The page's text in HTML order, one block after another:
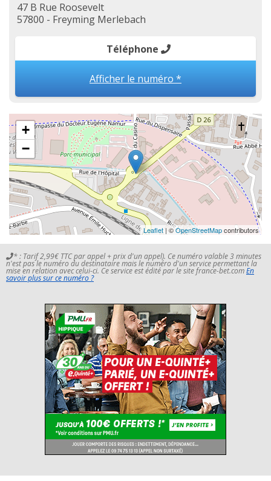
47 B Rue Roosevelt
57800 - Freyming Merlebach
Téléphone
Afficher le numéro *
+
−
Leaflet | ©OpenStreetMapcontributors
* : Tarif 2,99€ TTC par appel + prix d'un appel). Ce numéro valable 3 minutes
n'est pas le numéro du destinataire mais le numéro d'un service permettant la
mise en relation avec celui-ci. Ce service est édité par le site france-bet.comEn
savoir plus sur ce numéro ?